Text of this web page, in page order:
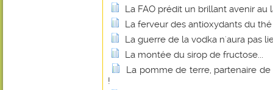
La FAO prédit un brillant avenir au
La ferveur des antioxydants du thé
La guerre de la vodka n'aura pas
La montée du sirop de fructose...
La pomme de terre, partenaire
!